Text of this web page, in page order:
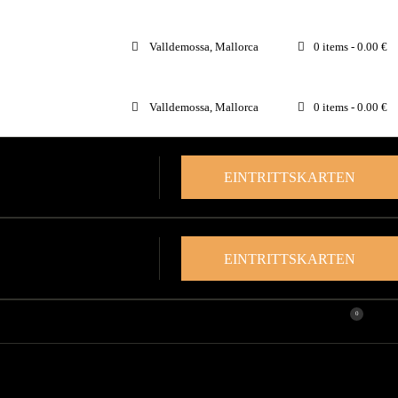
Valldemossa, Mallorca 0 items- 0.00 €
Valldemossa, Mallorca 0 items- 0.00 €
EINTRITTSKARTEN
EINTRITTSKARTEN
0